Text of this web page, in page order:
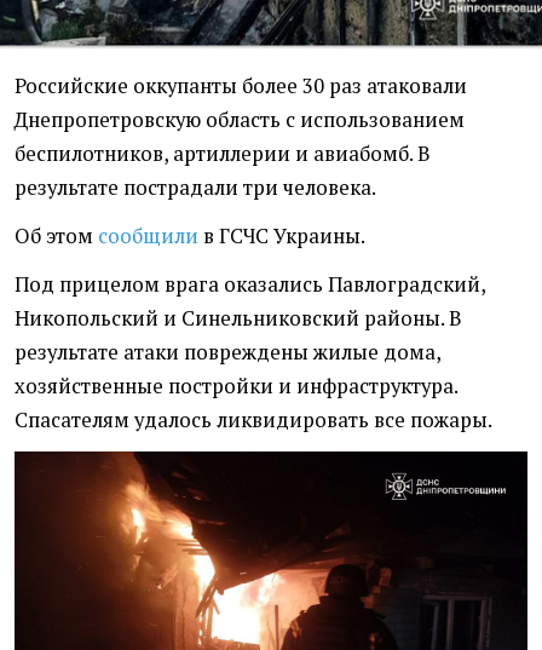
Российские оккупанты более 30 раз атаковали
Днепропетровскую область с использованием
беспилотников, артиллерии и авиабомб. В
результате пострадали три человека.
Об этом сообщили в ГСЧС Украины.
Под прицелом врага оказались Павлоградский,
Никопольский и Синельниковский районы. В
результате атаки повреждены жилые дома,
хозяйственные постройки и инфраструктура.
Спасателям удалось ликвидировать все пожары.